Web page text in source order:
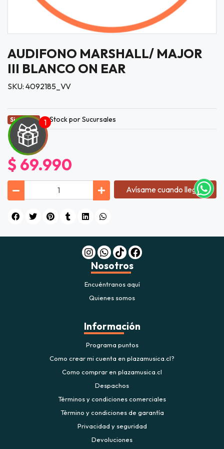
correo
web
AUDIFONO MARSHALL/ MAJOR
III BLANCO ON EAR
SKU: 4092185_VV
Sin Stock Stock por Sucursales
$ 69.990
Avísame cuando llegue
Nosotros
Encuéntranos aquí
Quienes somos
Información
Programa puntos
Como crear mi cuenta en plazamusica.cl?
Como comprar en plazamusica.cl
Despachos
Términos y condiciones comerciales
Término y condiciones de garantía
Privacidad y seguridad
Devoluciones